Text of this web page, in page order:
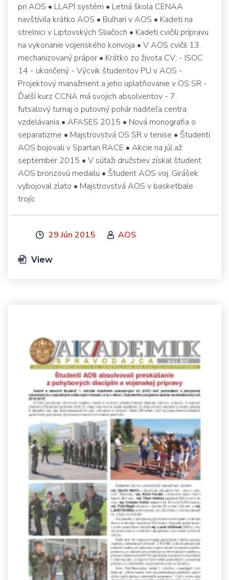
pri AOS • LLAPI systém • Letná škola CENAA
navštívila krátko AOS • Bulhari v AOS • Kadeti na
strelnici v Liptovských Sliačoch • Kadeti cvičili prípravu
na vykonanie vojenského konvoja • V AOS cvičil 13.
mechanizovaný prápor • Krátko zo života CV: - ISOC
14 - ukončený - Výcvik študentov PU v AOS -
Projektový manažment a jeho uplatňovanie v OS SR -
Ďalší kurz CCNA má svojich absolventov - 7.
futsalový turnaj o putovný pohár riaditeľa centra
vzdelávania • AFASES 2015 • Nová monografia o
separatizme • Majstrovstvá OS SR v tenise • Študenti
AOS bojovali v Spartan RACE • Akcie na júl až
september 2015 • V súťaži družstiev získal študent
AOS bronzovú medailu • Študent AOS voj, Girášek
vybojoval zlato • Majstrovstvá AOS v basketbale
trojíc
29 Jún 2015 AOS
View